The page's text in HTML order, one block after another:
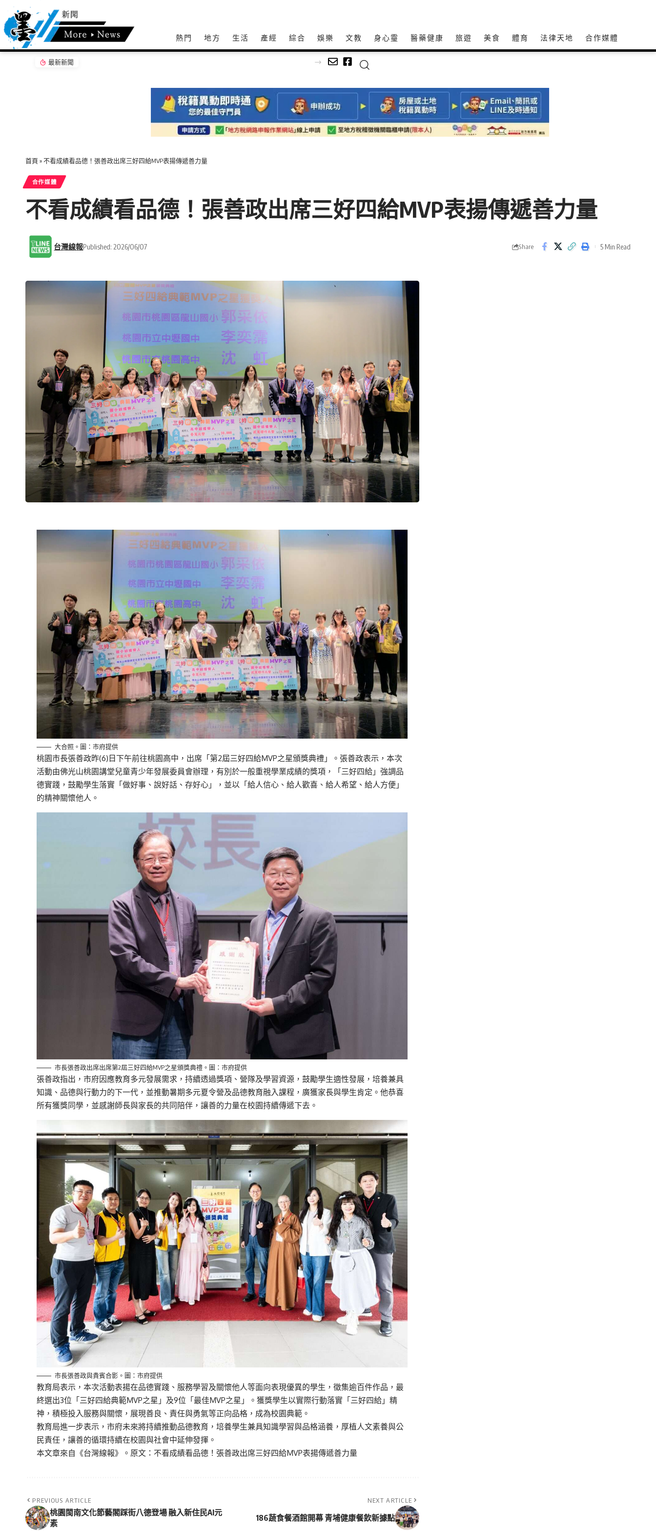
熱門 地方 生活 產經 綜合 娛樂 文教 身心𩆜 醫藥健康 旅遊 美食 體育 法律天地 合作媒體
最新新聞
首頁 »不看成績看品德！張善政出席三好四給MVP表揚傳遞善力量
合作媒體
不看成績看品德！張善政出席三好四給MVP表揚傳遞善力量
台灣線報Published: 2026/06/07 Share 5 Min Read
大合照。圖：市府提供
桃園市長張善政昨(6)日下午前往桃園高中，出席「第2屆三好四給MVP之星頒獎典禮」。張善政表示，本次
活動由佛光山桃園講堂兒童青少年發展委員會辦理，有別於一般重視學業成績的獎項，「三好四給」強調品
德實踐，鼓勵學生落實「做好事、說好話、存好心」，並以「給人信心、給人歡喜、給人希望、給人方便」
的精神關懷他人。
市長張善政出席出席第2屆三好四給MVP之星頒獎典禮。圖：市府提供
張善政指出，市府因應教育多元發展需求，持續透過獎項、營隊及學習資源，鼓勵學生適性發展，培養兼具
知識、品德與行動力的下一代，並推動暑期多元夏令營及品德教育融入課程，廣獲家長與學生肯定。他恭喜
所有獲獎同學，並感謝師長與家長的共同陪伴，讓善的力量在校園持續傳遞下去。
市長張善政與貴賓合影。圖：市府提供
教育局表示，本次活動表揚在品德實踐、服務學習及關懷他人等面向表現優異的學生，徵集逾百件作品，最
終選出3位「三好四給典範MVP之星」及9位「最佳MVP之星」。獲獎學生以實際行動落實「三好四給」精
神，積極投入服務與關懷，展現善良、責任與勇氣等正向品格，成為校園典範。
教育局進一步表示，市府未來將持續推動品德教育，培養學生兼具知識學習與品格涵養，厚植人文素養與公
民責任，讓善的循環持續在校園與社會中延伸發揮。
本文章來自《台灣線報》。原文： 不看成績看品德！張善政出席三好四給MVP表揚傳遞善力量
PREVIOUS ARTICLE
桃園閩南文化節藝閣踩街八德登場 融入新住民AI元
素
NEXT ARTICLE
186蔬食餐酒館開幕 青埔健康餐飲新據點